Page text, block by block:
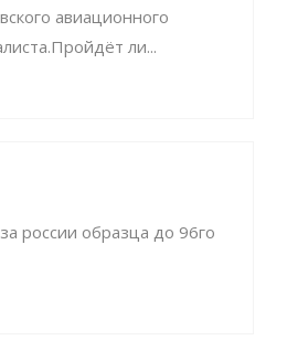
авиационного
ли...
россии образца до 96го